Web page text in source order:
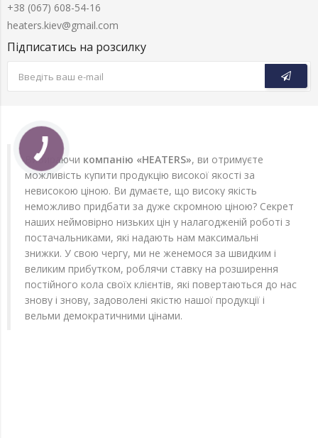
+38 (067) 608-54-16
heaters.kiev@gmail.com
Підписатись на розсилку
Вибираючи компанію «HEATERS», ви отримуєте
можливість купити продукцію високої якості за
невисокою ціною. Ви думаєте, що високу якість
неможливо придбати за дуже скромною ціною? Секрет
наших неймовірно низьких цін у налагодженій роботі з
постачальниками, які надають нам максимальні
знижки. У свою чергу, ми не женемося за швидким і
великим прибутком, роблячи ставку на розширення
постійного кола своїх клієнтів, які повертаються до нас
знову і знову, задоволені якістю нашої продукції і
вельми демократичними цінами.